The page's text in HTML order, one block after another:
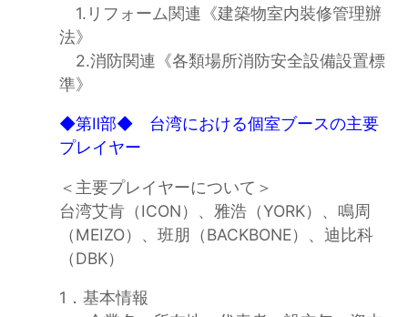
1.リフォーム関連《建築物室内裝修管理辦
法》
2.消防関連《各類場所消防安全設備設置標
準》
◆第Ⅱ部◆ 台湾における個室ブースの主要
プレイヤー
＜主要プレイヤーについて＞
台湾艾肯（ICON）、雅浩（YORK）、鳴周
（MEIZO）、班朋（BACKBONE）、迪比科
（DBK）
1．基本情報